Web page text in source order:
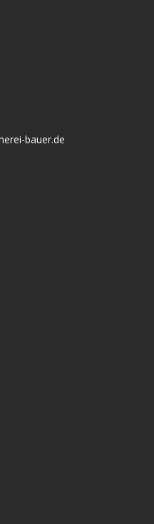
bauer.de